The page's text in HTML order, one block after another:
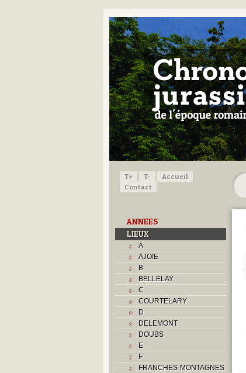
T+ T-
Accueil
Contact
ANNEES
LIEUX
A
AJOIE
B
BELLELAY
C
COURTELARY
D
DELEMONT
DOUBS
E
F
FRANCHES-MONTAGNES